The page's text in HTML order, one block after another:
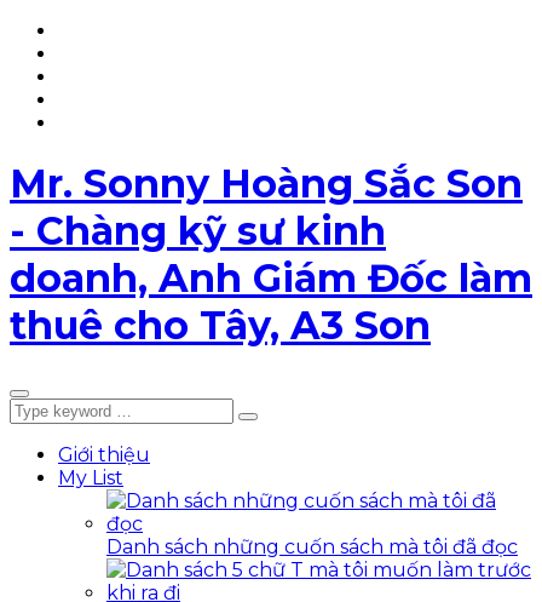
Mr. Sonny Hoàng Sắc Son
- Chàng kỹ sư kinh
doanh, Anh Giám Đốc làm
thuê cho Tây, A3 Son
Giới thiệu
My List
Danh sách những cuốn sách mà tôi đã đọc